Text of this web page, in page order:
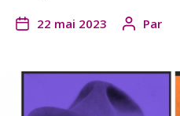
22 mai 2023 Par